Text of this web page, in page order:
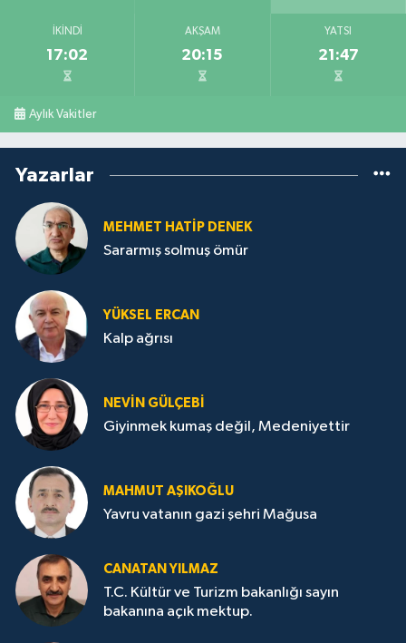
İKINDI
17:02
AKŞAM
20:15
YATSI
21:47
Aylık Vakitler
Yazarlar
MEHMET HATİP DENEK
Sararmış solmuş ömür
YÜKSEL ERCAN
Kalp ağrısı
NEVİN GÜLÇEBİ
Giyinmek kumaş değil, Medeniyettir
MAHMUT AŞIKOĞLU
Yavru vatanın gazi şehri Mağusa
CANATAN YILMAZ
T.C. Kültür ve Turizm bakanlığı sayın
bakanına açık mektup.